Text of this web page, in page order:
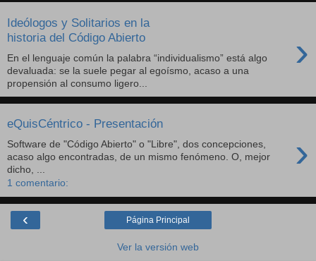
Ideólogos y Solitarios en la
historia del Código Abierto
›
En el lenguaje común la palabra “individualismo” está algo
devaluada: se la suele pegar al egoísmo, acaso a una
propensión al consumo ligero...
eQuisCéntrico - Presentación
›
Software de "Código Abierto" o "Libre", dos concepciones,
acaso algo encontradas, de un mismo fenómeno. O, mejor
dicho, ...
1 comentario:
‹ Página Principal
Ver la versión web